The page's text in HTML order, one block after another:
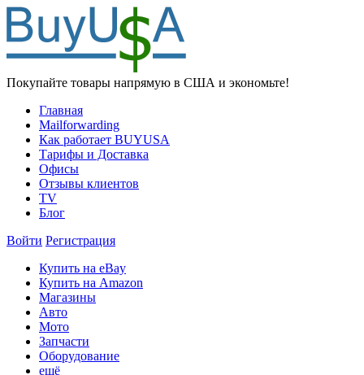
Покупайте товары напрямую в США и экономьте!
Главная
Mailforwarding
Как работает BUYUSA
Тарифы и Доставка
Офисы
Отзывы клиентов
TV
Блог
Войти Регистрация
Купить на eBay
Купить на Amazon
Магазины
Авто
Мото
Запчасти
Оборудование
ещё